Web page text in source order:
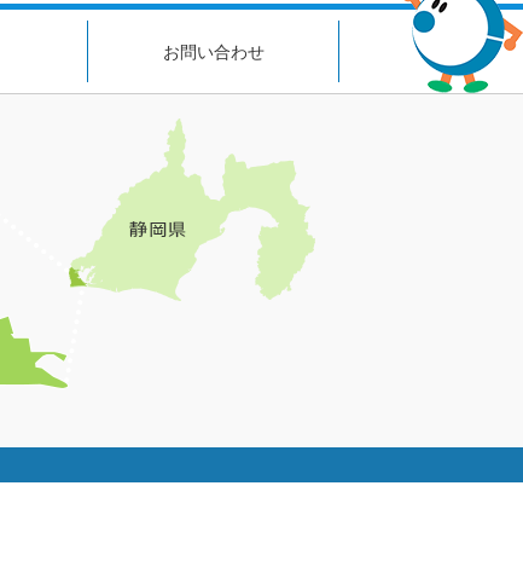
お問い合わせ